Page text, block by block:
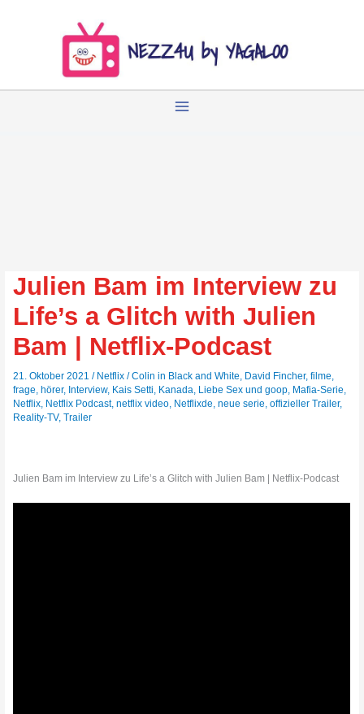
Julien Bam im Interview zu
Life’s a Glitch with Julien
Bam | Netflix-Podcast
21. Oktober 2021/ Netflix /Colin in Black and White David Fincher,filme
frage ,hörer, Interview, Kais Setti Kanada Liebe Sex und goop Mafia-Serie
Netflix Netflix Podcast,netflix video Netflixde ,neue serie ,offizieller Trailer,
Reality-TV,Trailer
Julien Bam im Interview zu Life’s a Glitch with Julien Bam | Netflix-Podcast